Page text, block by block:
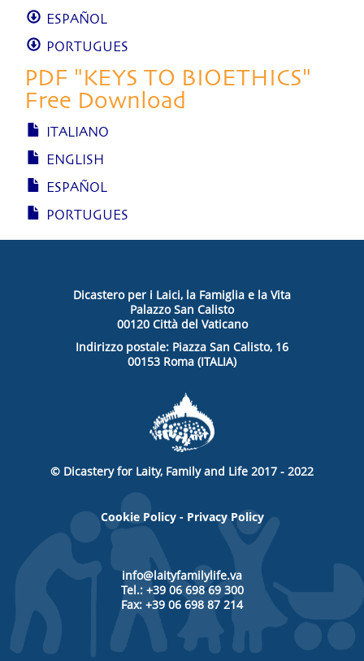
ESPAÑOL
PORTUGUES
PDF "KEYS TO BIOETHICS"
Free Download
ITALIANO
ENGLISH
ESPAÑOL
PORTUGUES
Dicastero per i Laici, la Famiglia e la Vita
Palazzo San Calisto
00120 Città del Vaticano
Indirizzo postale: Piazza San Calisto, 16
00153 Roma (ITALIA)
© Dicastery for Laity, Family and Life 2017 - 2022
Cookie Policy- Privacy Policy
info@laityfamilylife.va
Tel.: +39 06 698 69 300
Fax: +39 06 698 87 214